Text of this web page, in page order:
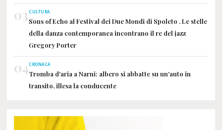
03CULTURA
Sons of Echo al Festival dei Due Mondi di Spoleto . Le stelle
della danza contemporanea incontrano il re del jazz
Gregory Porter
04CRONACA
Tromba d'aria a Narni: albero si abbatte su un'auto in
transito, illesa la conducente